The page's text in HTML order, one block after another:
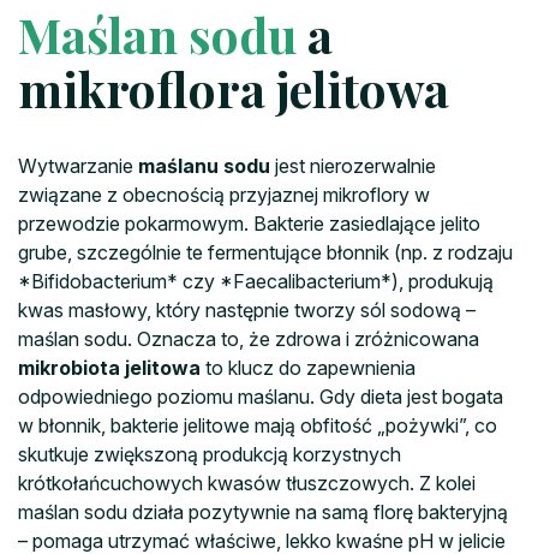
Maślan sodu a
mikroflora jelitowa
Wytwarzanie maślanu sodu jest nierozerwalnie
związane z obecnością przyjaznej mikroflory w
przewodzie pokarmowym. Bakterie zasiedlające jelito
grube, szczególnie te fermentujące błonnik (np. z rodzaju
*Bifidobacterium* czy *Faecalibacterium*), produkują
kwas masłowy, który następnie tworzy sól sodową –
maślan sodu. Oznacza to, że zdrowa i zróżnicowana
mikrobiota jelitowa to klucz do zapewnienia
odpowiedniego poziomu maślanu. Gdy dieta jest bogata
w błonnik, bakterie jelitowe mają obfitość „pożywki”, co
skutkuje zwiększoną produkcją korzystnych
krótkołańcuchowych kwasów tłuszczowych. Z kolei
maślan sodu działa pozytywnie na samą florę bakteryjną
– pomaga utrzymać właściwe, lekko kwaśne pH w jelicie